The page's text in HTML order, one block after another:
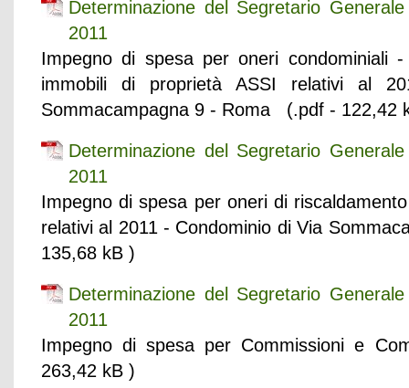
Determinazione del Segretario
2011
Impegno di spesa per oneri condominiali
immobili di proprietà ASSI relativi al
Sommacampagna 9 - Roma (.pdf - 122,42
Determinazione del Segretario
2011
Impegno di spesa per oneri di
relativi al 2011 - Condominio di Via
135,68 kB )
Determinazione del Segretario
2011
Impegno di spesa per Commissioni e
263,42 kB )